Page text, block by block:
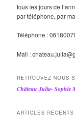
tous les jours de
par téléphone, par
Téléphone :
Mail :
RETROUVEZ NOUS
Château Julia- Sophie
ARTICLES RÉCENTS